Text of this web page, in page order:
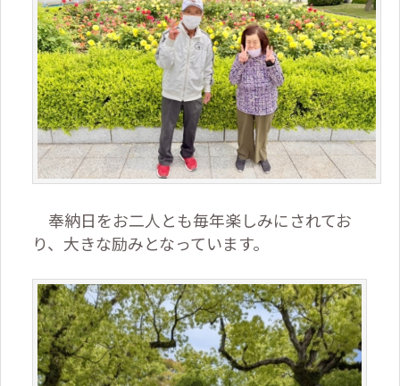
奉納日をお二人とも毎年楽しみにされてお
り、大きな励みとなっています。